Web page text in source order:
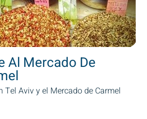
Al Mercado De
Tel Aviv y el Mercado de Carmel